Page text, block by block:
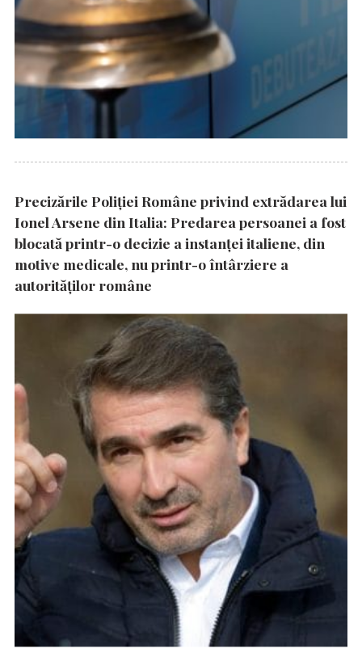
Precizările Poliţiei Române privind extrădarea lui
Ionel Arsene din Italia: Predarea persoanei a fost
blocată printr-o decizie a instanţei italiene, din
motive medicale, nu printr-o întârziere a
autorităţilor române